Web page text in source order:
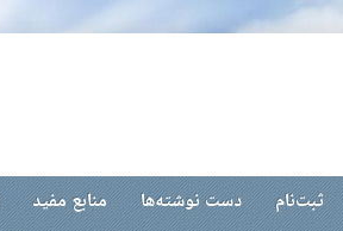
ثبت‌نام دست نوشته‌ها منابع مفید